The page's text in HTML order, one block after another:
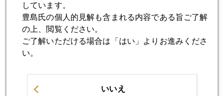
2022年08月19日
ＮＹ市場の実相
2022年08月18日
中国黄金文化
しています。
豊島氏の個人的見解も含まれる内容である旨ご了解
の上、閲覧ください。
ご了解いただける場合は「はい」よりお進みくださ
い。
いいえ